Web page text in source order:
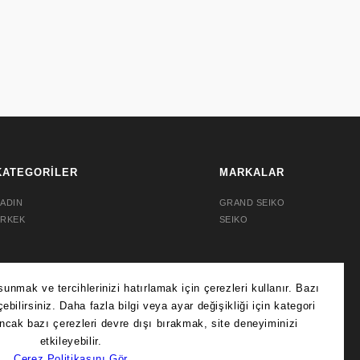
MARKALAR
GRAND SEIKO
SEIKO